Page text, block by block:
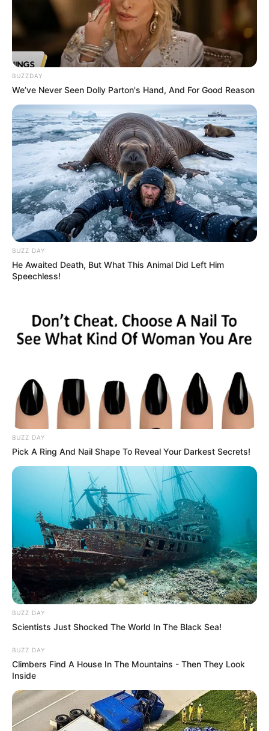
BUZZDAY
We’ve Never Seen Dolly Parton's Hand, And For Good Reason
BUZZ DAY
He Awaited Death, But What This Animal Did Left Him
Speechless!
BUZZ DAY
Pick A Ring And Nail Shape To Reveal Your Darkest Secrets!
BUZZ DAY
Scientists Just Shocked The World In The Black Sea!
BUZZ DAY
Climbers Find A House In The Mountains - Then They Look
Inside